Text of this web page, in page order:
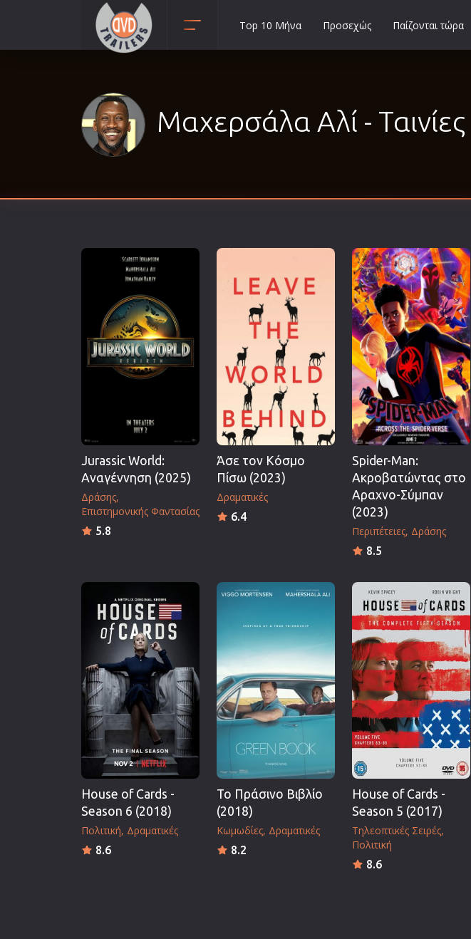
Αισθησιακές
Βιογραφίες
Ελληνικός Κινηματογράφος
Επιστημονικής Φαντασίας
Ερωτικές
Ευρωπαικός Κινηματογράφος
Θρησκευτικές
Θρίλερ
Ιστορικές
Καταστροφής
Κλασσικές
Μικρού Μήκους
Μιούζικαλ
Νεανικές
Παιδικές
Περιπέτειες
Πολεμικές
Πολεμικές Τέχνες
Πολιτική
Σπορ
Τηλεοπτικές Σειρές
Τρόμου
Φαντασίας
Φιλμ Νουάρ
Χριστουγεννιάτικες
Ρομαντικές Κωμωδίες
Top 10 Μήνα Προσεχώς Παίζονται τώρα
Μαχερσάλα Αλί - Ταινίες
Jurassic World:
Αναγέννηση (2025)
Δράσης
Επιστημονικής Φαντασίας
5.8
Άσε τον Κόσμο
Πίσω (2023)
Δραματικές
6.4
Spider-Man:
Ακροβατώντας στο
Αραχνο-Σύμπαν
(2023)
Περιπέτειες Δράσης
8.5
House of Cards -
Season 6 (2018)
Πολιτική Δραματικές
8.6
Το Πράσινο Βιβλίο
(2018)
Κωμωδίες Δραματικές
8.2
House of Cards -
Season 5 (2017)
Τηλεοπτικές Σειρές
Πολιτική
8.6